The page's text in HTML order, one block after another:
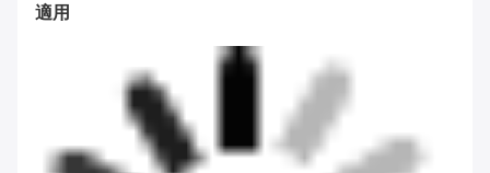
適用